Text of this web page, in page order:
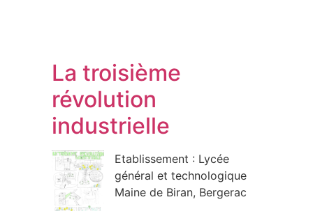
La troisième
révolution
industrielle
Etablissement : Lycée
général et technologique
Maine de Biran, Bergerac